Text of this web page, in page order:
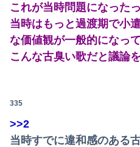
これが当時問題になった
当時はもっと過渡期で小
な価値観が一般的になっ
こんな古臭い歌だと議論
335
>>2
当時すでに違和感のある